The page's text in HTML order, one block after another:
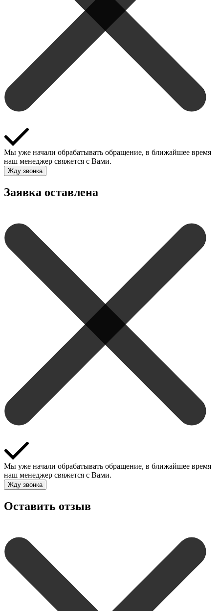
Мы уже начали обрабатывать обращение, в ближайшее время
наш менеджер свяжется с Вами.
Жду звонка
Заявка оставлена
Мы уже начали обрабатывать обращение, в ближайшее время
наш менеджер свяжется с Вами.
Жду звонка
Оставить отзыв